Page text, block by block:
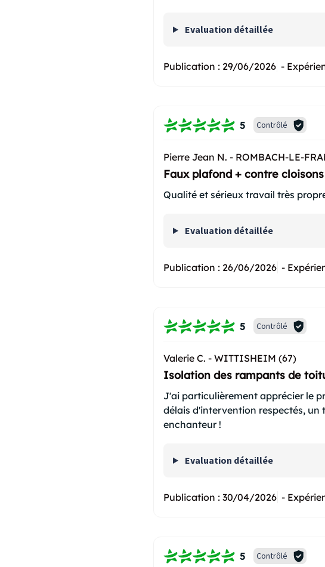
Evaluation détaillée
Publication : 29/06/2026 -
5 Contrôlé
Pierre Jean N. - ROMBACH-LE-
Faux plafond + contre
Qualité et sérieux travail très
Evaluation détaillée
Publication : 26/06/2026 -
5 Contrôlé
Valerie C. - WITTISHEIM (67)
Isolation des rampants de
J'ai particulièrement apprécier le
délais d'intervention respectés,
enchanteur !
Evaluation détaillée
Publication : 30/04/2026 -
5 Contrôlé